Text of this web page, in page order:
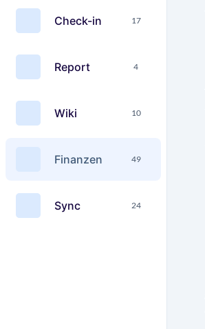
Check-in 17
Report 4
Wiki 10
Finanzen 49
Sync 24